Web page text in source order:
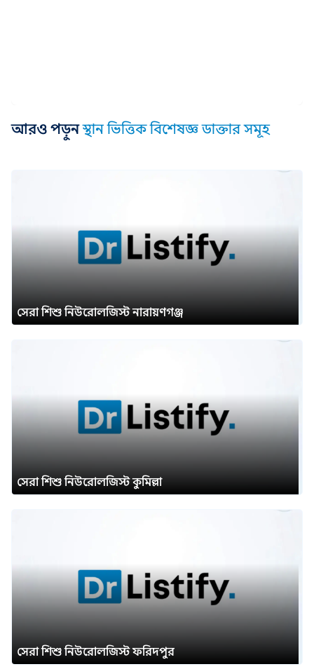
আরও পড়ুন স্থান ভিত্তিক বিশেষজ্ঞ ডাক্তার সমূহ
সেরা শিশু নিউরোলজিস্ট নারায়ণগঞ্জ
সেরা শিশু নিউরোলজিস্ট কুমিল্লা
সেরা শিশু নিউরোলজিস্ট ফরিদপুর